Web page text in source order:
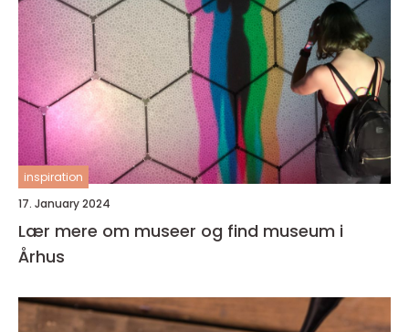
inspiration
17. January 2024
Lær mere om museer og find museum i
Århus